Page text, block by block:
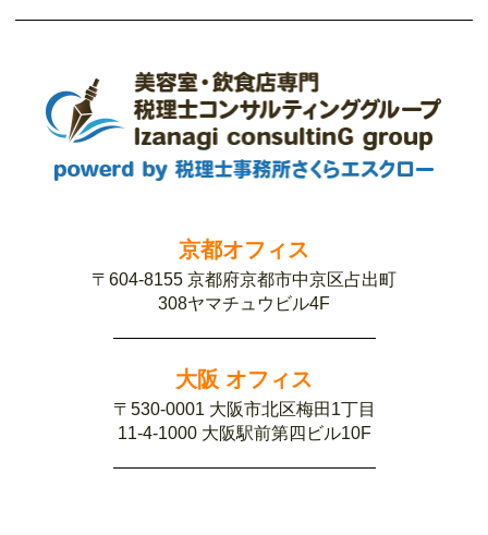
京都オフィス
〒604-8155 京都府京都市中京区占出町
308ヤマチュウビル4F
大阪 オフィス
〒530-0001 大阪市北区梅田1丁目
11-4-1000 大阪駅前第四ビル10F